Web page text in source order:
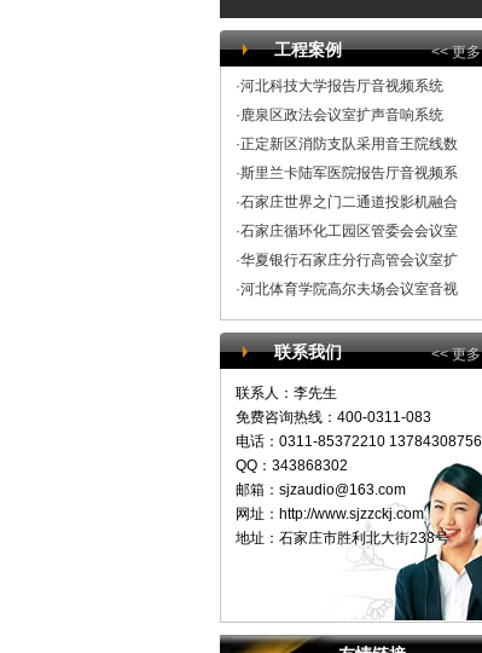
工程案例
<< 更多
·河北科技大学报告厅音视频系统
·鹿泉区政法会议室扩声音响系统
·正定新区消防支队采用音王院线数
·斯里兰卡陆军医院报告厅音视频系
·石家庄世界之门二通道投影机融合
·石家庄循环化工园区管委会会议室
·华夏银行石家庄分行高管会议室扩
·河北体育学院高尔夫场会议室音视
联系我们 << 更多
联系人：李先生
免费咨询热线：400-0311-083
电话：0311-85372210 13784308756
QQ：343868302
邮箱： sjzaudio@163.com
网址：http://www.sjzzckj.com
地址：石家庄市胜利北大街238号